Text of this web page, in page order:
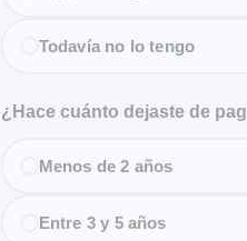
Todavía no lo tengo
¿Hace cuánto dejaste de
Menos de 2 años
Entre 3 y 5 años